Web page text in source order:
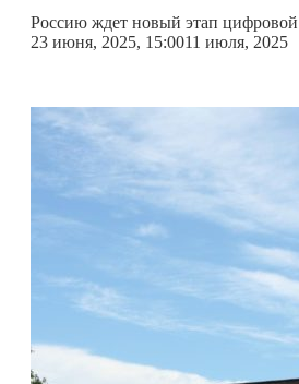
Россию ждет новый этап
23 июня, 2025, 15:0011 июля, 2025